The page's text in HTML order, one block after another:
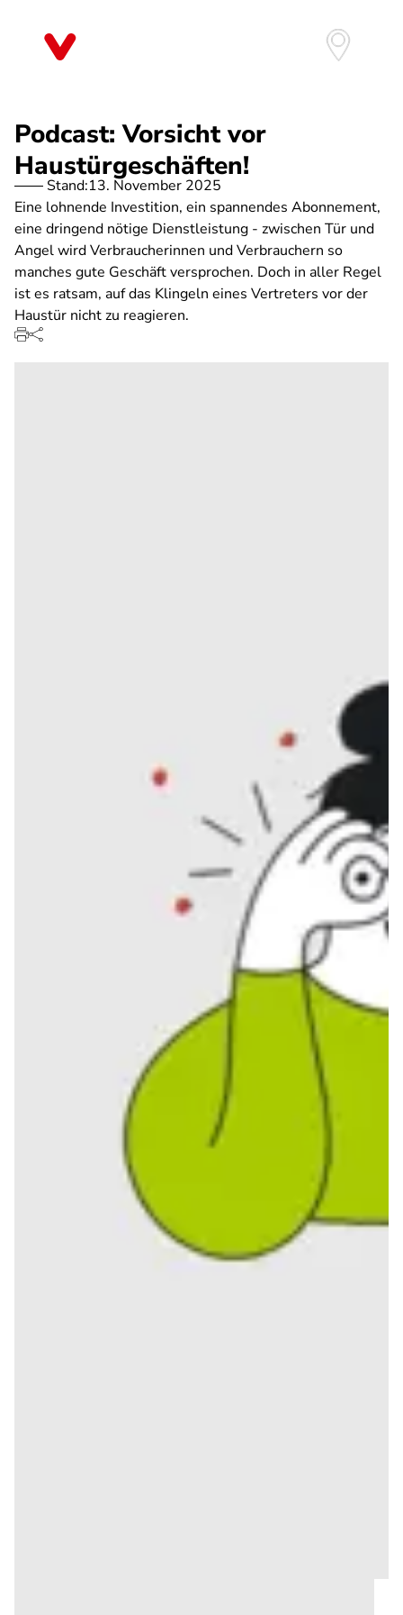
Podcast: Vorsicht vor
Haustürgeschäften!
Stand:13. November 2025
Eine lohnende Investition, ein spannendes Abonnement,
eine dringend nötige Dienstleistung - zwischen Tür und
Angel wird Verbraucherinnen und Verbrauchern so
manches gute Geschäft versprochen. Doch in aller Regel
ist es ratsam, auf das Klingeln eines Vertreters vor der
Haustür nicht zu reagieren.